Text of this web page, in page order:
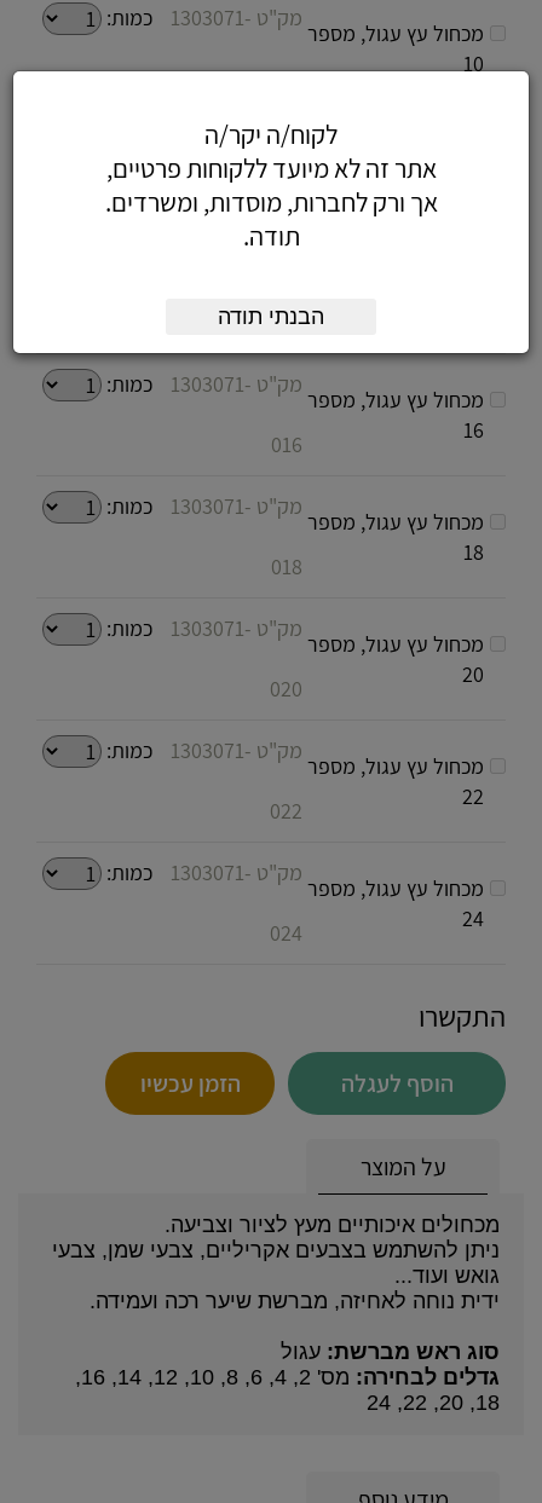
מכחול עץ עגול, מספר
10
מק"ט 1303071-
010
כמות:
מכחול עץ עגול, מספר
מק"ט 1303071-
012
014
מכחול עץ עגול, מספר
16
מק"ט 1303071-
016
כמות:
מכחול עץ עגול, מספר
18
מק"ט 1303071-
018
כמות:
מכחול עץ עגול, מספר
20
מק"ט 1303071-
020
כמות:
מכחול עץ עגול, מספר
22
מק"ט 1303071-
022
כמות:
מכחול עץ עגול, מספר
24
מק"ט 1303071-
024
כמות:
התקשרו
הוסף לעגלה הזמן עכשיו
על המוצר
מכחולים איכותיים מעץ לציור וצביעה.
ניתן להשתמש בצבעים אקריליים, צבעי שמן, צבעי
גואש ועוד...
ידית נוחה לאחיזה, מברשת שיער רכה ועמידה.
סוג ראש מברשת: עגול
גדלים לבחירה:
מס' 2, 4, 6, 8, 10, 12, 14, 16,
18, 20, 22, 24
לקוח/ה יקר/ה
אתר זה לא מיועד ללקוחות פרטיים,
אך ורק לחברות, מוסדות, ומשרדים.
תודה.
הבנתי תודה